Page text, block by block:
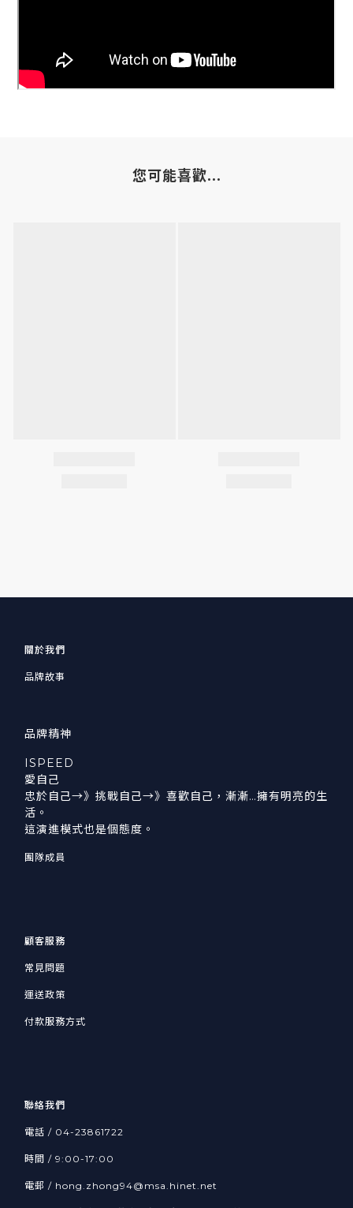
您可能喜歡...
關於我們
品牌故事
品牌精神
ISPEED
愛自己
忠於自己→》挑戰自己→》喜歡自己，漸漸…擁有明亮的生
活。
這演進模式也是個態度。
團隊成員
顧客服務
常見問題
運送政策
付款服務方式
聯絡我們
電話 / 04-23861722
時間 / 9:00-17:00
電郵 / hong.zhong94@msa.hinet.net